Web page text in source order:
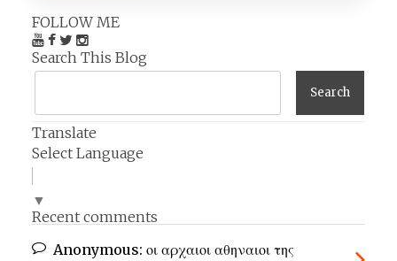
FOLLOW ME
Search This Blog
Translate
Select Language
▼
Recent comments
Anonymous: οι αρχαιοι αθηναιοι της